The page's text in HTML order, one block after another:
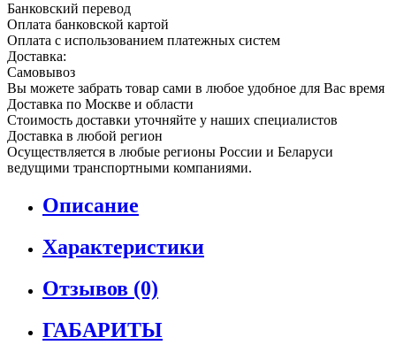
Банковский перевод
Оплата банковской картой
Оплата с использованием платежных систем
Доставка:
Самовывоз
Вы можете забрать товар сами в любое удобное для Вас время
Доставка по Москве и области
Стоимость доставки уточняйте у наших специалистов
Доставка в любой регион
Осуществляется в любые регионы России и Беларуси
ведущими транспортными компаниями.
Описание
Характеристики
Отзывов (0)
ГАБАРИТЫ